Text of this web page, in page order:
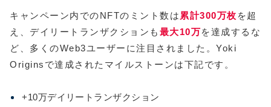
キャンペーン内でのNFTのミント数は 累計300万枚 を超
え、デイリートランザクションも 最大10万を達成するな
ど、多くのWeb3ユーザーに注目されました。Yoki
Originsで達成されたマイルストーンは下記です。
+10万デイリートランザクション